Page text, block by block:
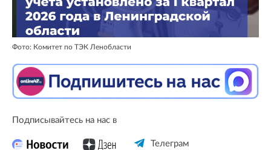
Фото: Комитет по ТЭК Ленобласти
Подписывайтесь на нас в
Телеграм